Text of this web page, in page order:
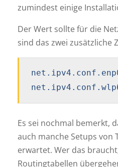
zumindest einige
Der Wert sollte für die
sind das zwei zusätzliche
Es sei nochmal bemerkt,
auch manche Setups
erwartet. Wer das
Routingtabellen